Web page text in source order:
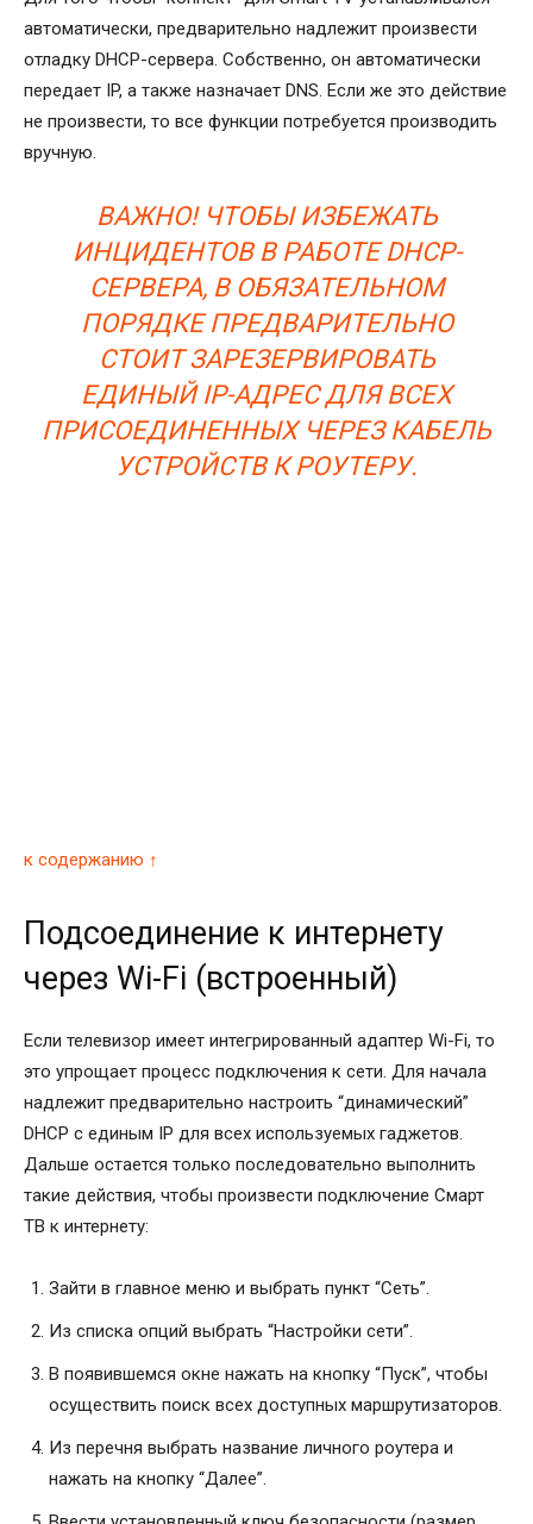
автоматически, предварительно надлежит произвести
отладку DHCP-сервера. Собственно, он автоматически
передает IP, а также назначает DNS. Если же это действие
не произвести, то все функции потребуется производить
вручную.
ВАЖНО! ЧТОБЫ ИЗБЕЖАТЬ
ИНЦИДЕНТОВ В РАБОТЕ DHCP-
СЕРВЕРА, В ОБЯЗАТЕЛЬНОМ
ПОРЯДКЕ ПРЕДВАРИТЕЛЬНО
СТОИТ ЗАРЕЗЕРВИРОВАТЬ
ЕДИНЫЙ IP-АДРЕС ДЛЯ ВСЕХ
ПРИСОЕДИНЕННЫХ ЧЕРЕЗ КАБЕЛЬ
УСТРОЙСТВ К РОУТЕРУ.
к содержанию ↑
Подсоединение к интернету
через Wi-Fi (встроенный)
Если телевизор имеет интегрированный адаптер Wi-Fi, то
это упрощает процесс подключения к сети. Для начала
надлежит предварительно настроить “динамический”
DHCP с единым IP для всех используемых гаджетов.
Дальше остается только последовательно выполнить
такие действия, чтобы произвести подключение Смарт
ТВ к интернету:
Зайти в главное меню и выбрать пункт “Сеть”.
Из списка опций выбрать “Настройки сети”.
В появившемся окне нажать на кнопку “Пуск”, чтобы
осуществить поиск всех доступных маршрутизаторов.
Из перечня выбрать название личного роутера и
нажать на кнопку “Далее”.